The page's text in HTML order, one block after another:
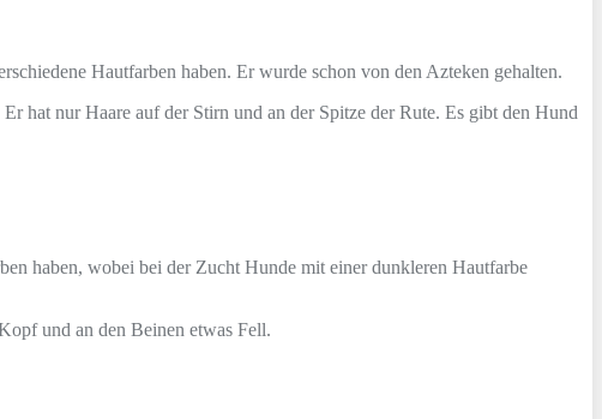
Hautfarben haben. Er wurde schon von den Azteken gehalten.
hat nur Haare auf der Stirn und an der Spitze der Rute. Es gibt den Hund
haben, wobei bei der Zucht Hunde mit einer dunkleren Hautfarbe
und an den Beinen etwas Fell.